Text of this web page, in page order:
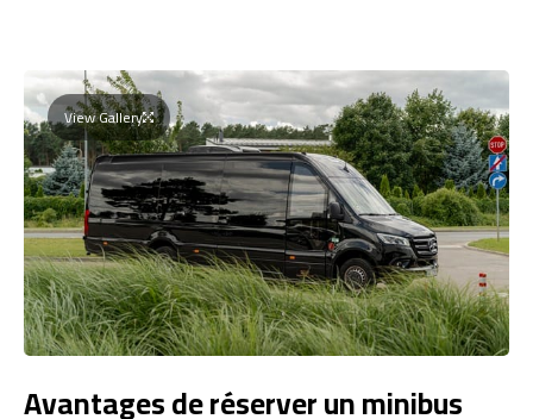
View Gallery
Avantages de réserver un minibus